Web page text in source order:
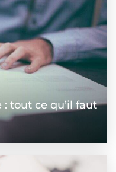
tout ce qu’il faut